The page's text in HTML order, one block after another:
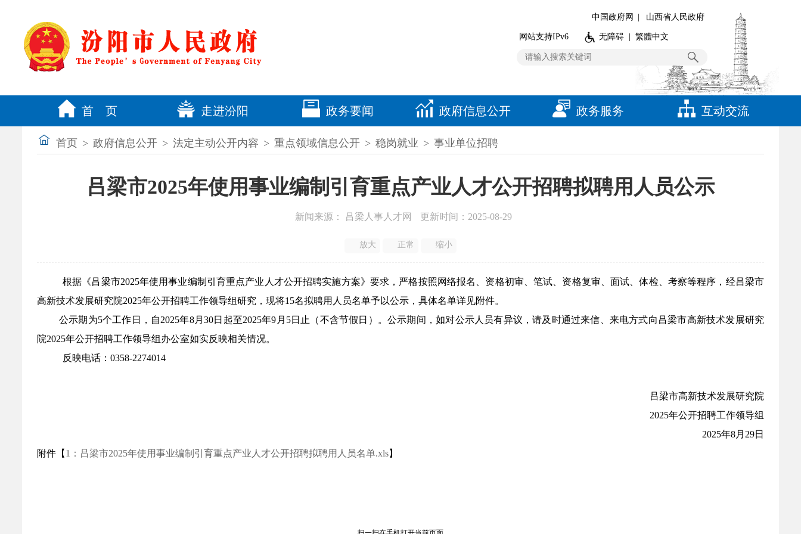
中国政府网 山西省人民政府
网站支持IPv6 无障碍 繁體中文
首 页 走进汾阳 政务要闻 政府信息公开 政务服务 互动交流
首页 > 政府信息公开 > 法定主动公开内容 > 重点领域信息公开 > 稳岗就业 > 事业单位招聘
吕梁市2025年使用事业编制引育重点产业人才公开招聘拟聘用人员公示
新闻来源： 吕梁人事人才网 更新时间：2025-08-29
放大 正常 缩小
根据《吕梁市2025年使用事业编制引育重点产业人才公开招聘实施方案》要求，严格按照网络报名、资格初审、笔试、资格复审、面试、体检、考察等程序，经吕梁市
高新技术发展研究院2025年公开招聘工作领导组研究，现将15名拟聘用人员名单予以公示，具体名单详见附件。
公示期为5个工作日，自2025年8月30日起至2025年9月5日止（不含节假日）。公示期间，如对公示人员有异议，请及时通过来信、来电方式向吕梁市高新技术发展研究
院2025年公开招聘工作领导组办公室如实反映相关情况。
反映电话：0358-2274014
吕梁市高新技术发展研究院
2025年公开招聘工作领导组
2025年8月29日
附件【 1：吕梁市2025年使用事业编制引育重点产业人才公开招聘拟聘用人员名单.xls】